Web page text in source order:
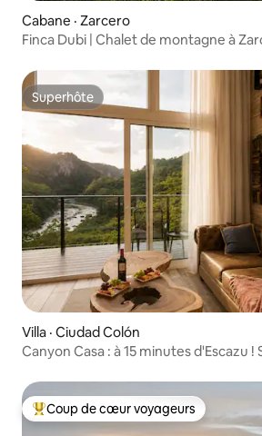
Cabane · Zarcero
Finca Dubi | Chalet de montagne à
Superhôte
Superhôte
Villa · Ciudad Colón
Canyon Casa : à 15 minutes d'Escazu !
Coup de cœur voyageurs parmi les
Coup de cœur voyageurs